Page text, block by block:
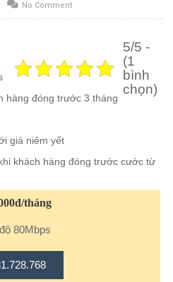
No Comment
hàng đóng trước 3 tháng
giá niêm yết
khách hàng đóng trước cước từ
tháng
80Mbps
5/5 -
(1
bình
chọn)